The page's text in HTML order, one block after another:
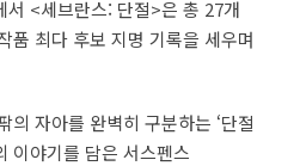
<세브란스: 단절>은 총 27개
품 최다 후보 지명 기록을 세우며
의 자아를 완벽히 구분하는 ‘단절
이야기를 담은 서스펜스